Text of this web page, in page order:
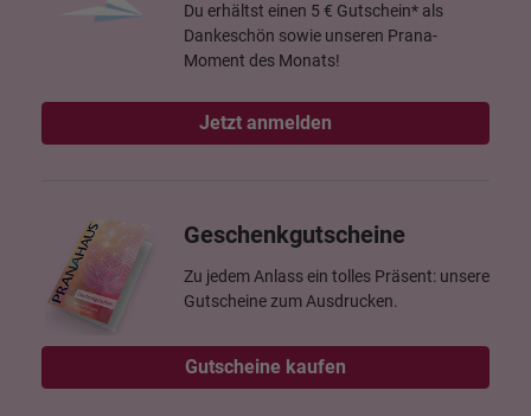
Du erhältst einen 5 € Gutschein* als
Dankeschön sowie unseren Prana-
Moment des Monats!
Jetzt anmelden
Geschenkgutscheine
Zu jedem Anlass ein tolles Präsent: unsere
Gutscheine zum Ausdrucken.
Gutscheine kaufen